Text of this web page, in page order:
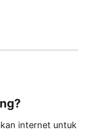
internet untuk